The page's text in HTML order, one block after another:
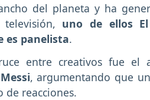
del planeta y ha
uno de ellos
es panelista.
entre creativos fue el
, argumentando que
de reacciones.